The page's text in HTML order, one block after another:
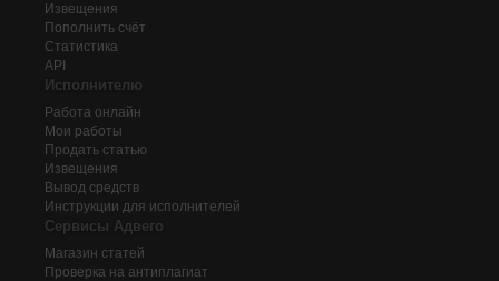
Извещения
Пополнить счёт
Статистика
API
Исполнителю
Работа онлайн
Мои работы
Продать статью
Извещения
Вывод средств
Инструкции для исполнителей
Сервисы Адвего
Магазин статей
Проверка на антиплагиат